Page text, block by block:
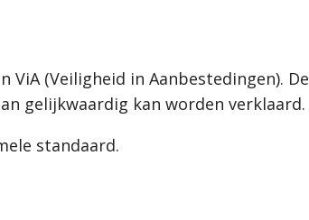
(Veiligheid in Aanbestedingen). De
gelijkwaardig kan worden verklaard.
standaard.